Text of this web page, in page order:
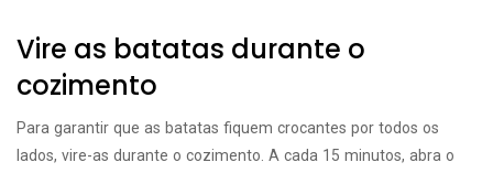
Vire as batatas durante o
cozimento
Para garantir que as batatas fiquem crocantes por todos os
lados, vire-as durante o cozimento. A cada 15 minutos, abra o